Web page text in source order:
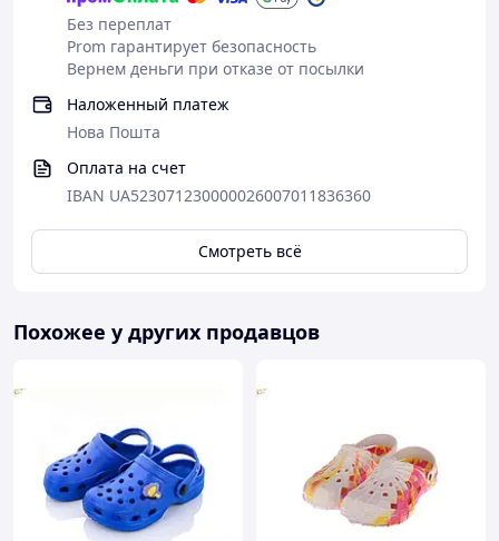
Без переплат
Prom гарантирует безопасность
Вернем деньги при отказе от посылки
Наложенный платеж
Нова Пошта
Оплата на счет
IBAN UA523071230000026007011836360
Смотреть всё
Похожее у других продавцов